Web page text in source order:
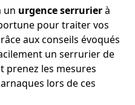
un urgence serrurierà
pour traiter vos
aux conseils évoqués
un serrurier de
prenez les mesures
lors de ces